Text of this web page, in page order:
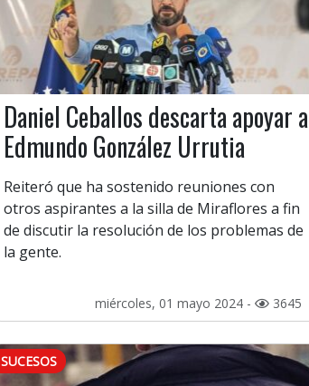
Daniel Ceballos descarta apoyar a
Edmundo González Urrutia
Reiteró que ha sostenido reuniones con
otros aspirantes a la silla de Miraflores a fin
de discutir la resolución de los problemas de
la gente.
miércoles, 01 mayo 2024 - 3645
SUCESOS